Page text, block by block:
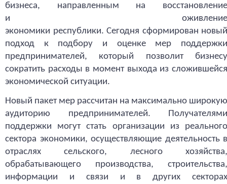
бизнеса, направленным на восстановление
и оживление
экономики республики. Сегодня сформирован новый
подход к подбору и оценке мер поддержки
предпринимателей, который позволит бизнесу
сократить расходы в момент выхода из сложившейся
экономической ситуации.
Новый пакет мер рассчитан на максимально широкую
аудиторию предпринимателей. Получателями
поддержки могут стать организации из реального
сектора экономики, осуществляющие деятельность в
отраслях сельского, лесного хозяйства,
обрабатывающего производства, строительства,
информации и связи и в других секторах